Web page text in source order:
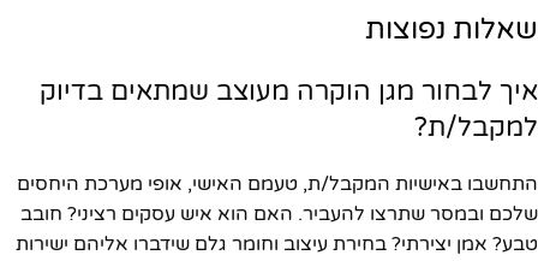
שאלות נפוצות
איך לבחור מגן הוקרה מעוצב שמתאים בדיוק
למקבל/ת?
התחשבו באישיות המקבל/ת, טעמם האישי, אופי מערכת היחסים
שלכם ובמסר שתרצו להעביר. האם הוא איש עסקים רציני? חובב
טבע? אמן יצירתי? בחירת עיצוב וחומר גלם שידברו אליהם ישירות